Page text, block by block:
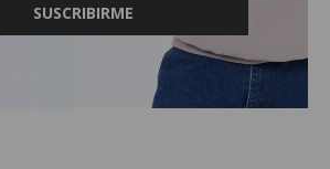
SUSCRIBIRME